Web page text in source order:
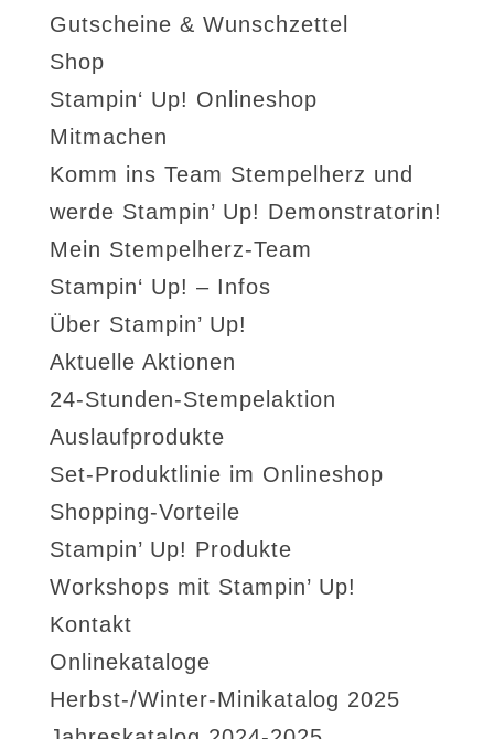
Gutscheine & Wunschzettel
Shop
Stampin‘ Up! Onlineshop
Mitmachen
Komm ins Team Stempelherz und
werde Stampin’ Up! Demonstratorin!
Mein Stempelherz-Team
Stampin‘ Up! – Infos
Über Stampin’ Up!
Aktuelle Aktionen
24-Stunden-Stempelaktion
Auslaufprodukte
Set-Produktlinie im Onlineshop
Shopping-Vorteile
Stampin’ Up! Produkte
Workshops mit Stampin’ Up!
Kontakt
Onlinekataloge
Herbst-/Winter-Minikatalog 2025